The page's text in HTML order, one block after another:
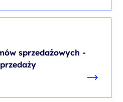
sprzedażowych -